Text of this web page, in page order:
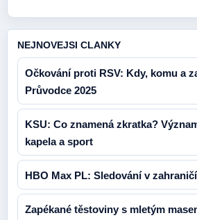
NEJNOVEJSI CLANKY
Očkování proti RSV: Kdy, komu a
Průvodce 2025
KSU: Co znamená zkratka?
kapela a sport
HBO Max PL: Sledování v
Zapékané těstoviny s mletým